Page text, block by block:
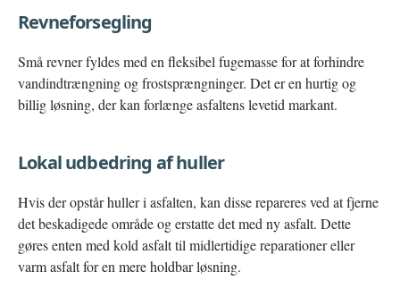
Revneforsegling
Små revner fyldes med en fleksibel fugemasse for at forhindre
vandindtrængning og frostsprængninger. Det er en hurtig og
billig løsning, der kan forlænge asfaltens levetid markant.
Lokal udbedring af huller
Hvis der opstår huller i asfalten, kan disse repareres ved at fjerne
det beskadigede område og erstatte det med ny asfalt. Dette
gøres enten med kold asfalt til midlertidige reparationer eller
varm asfalt for en mere holdbar løsning.